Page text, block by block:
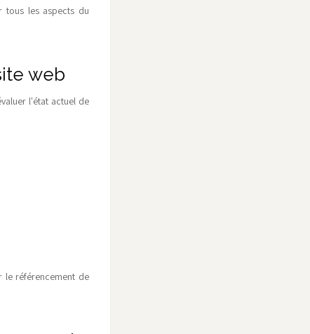
tous les aspects du
web
l'état actuel de
le référencement de